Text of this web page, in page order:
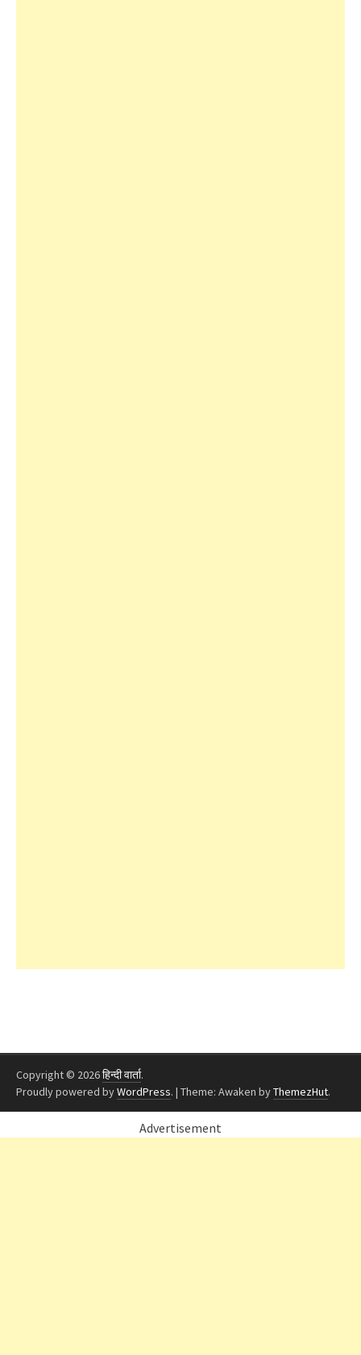
Copyright © 2026हिन्दी वार्ता.
Proudly powered byWordPress. | Theme: Awaken byThemezHut.
Advertisement